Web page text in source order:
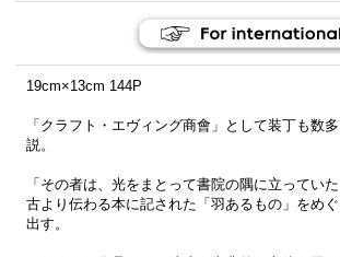
19cm×13cm 144P
「クラフト・エヴィング商會」として装丁も数
説。
「その者は、光をまとって書院の隅に立っていた
古より伝わる本に記された「羽あるもの」をめ
出す。